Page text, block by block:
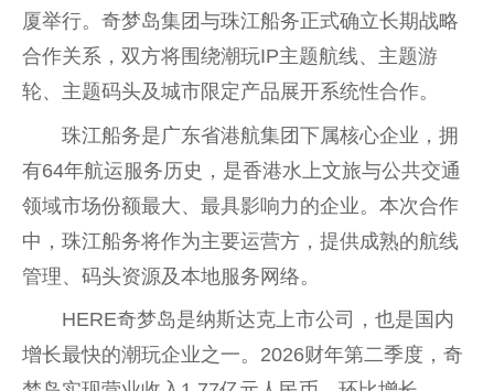
厦举行。奇梦岛集团与珠江船务正式确立长期战略
合作关系，双方将围绕潮玩IP主题航线、主题游
轮、主题码头及城市限定产品展开系统性合作。
珠江船务是广东省港航集团下属核心企业，拥
有64年航运服务历史，是香港水上文旅与公共交通
领域市场份额最大、最具影响力的企业。本次合作
中，珠江船务将作为主要运营方，提供成熟的航线
管理、码头资源及本地服务网络。
HERE奇梦岛是纳斯达克上市公司，也是国内
增长最快的潮玩企业之一。2026财年第二季度，奇